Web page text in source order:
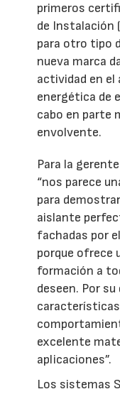
primeros
de Instalación
para otro tipo
nueva marca
actividad en
energética de
cabo en parte
envolvente.
Para la
“nos parece
para
aislante
fachadas por
porque ofrece
formación a
deseen. Por
excelente
aplicaciones”.
Los sistemas